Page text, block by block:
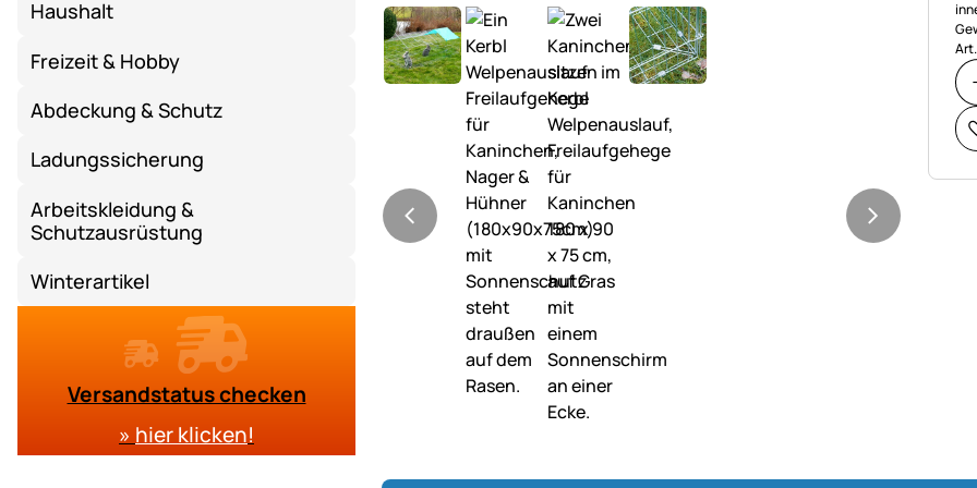
Haushalt
Freizeit & Hobby
Abdeckung & Schutz
Ladungssicherung
Arbeitskleidung &
Schutzausrüstung
Winterartikel
Versandstatus checken
» hier klicken!